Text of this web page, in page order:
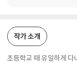
작가 소개
초등학교 때 유일하게 다